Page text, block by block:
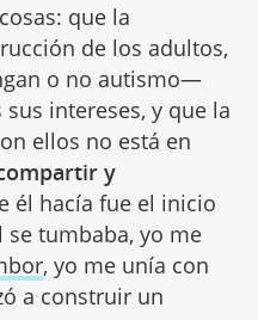
que la
de los adultos,
o no autismo—
intereses, y que la
ellos no está en
y
él hacía fue el inicio
se tumbaba, yo me
, yo me unía con
a construir un